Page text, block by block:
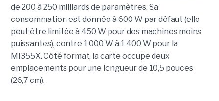
de 200 à 250 milliards de paramètres. Sa
consommation est donnée à 600 W par défaut (elle
peut être limitée à 450 W pour des machines moins
puissantes), contre 1 000 W à 1 400 W pour la
MI355X. Côté format, la carte occupe deux
emplacements pour une longueur de 10,5 pouces
(26,7 cm).